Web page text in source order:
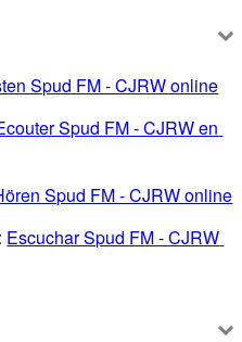
Spud FM - CJRW online
Spud FM - CJRW en
Spud FM - CJRW online
Escuchar Spud FM - CJRW